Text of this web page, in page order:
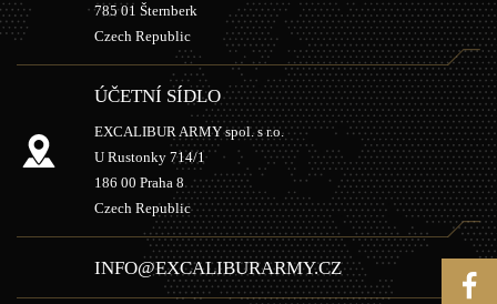
INFO@EXCALIBURARMY.CZ
785 01 Šternberk
Czech Republic
ÚČETNÍ SÍDLO
EXCALIBUR ARMY spol. s r.o.
U Rustonky 714/1
186 00 Praha 8
Czech Republic